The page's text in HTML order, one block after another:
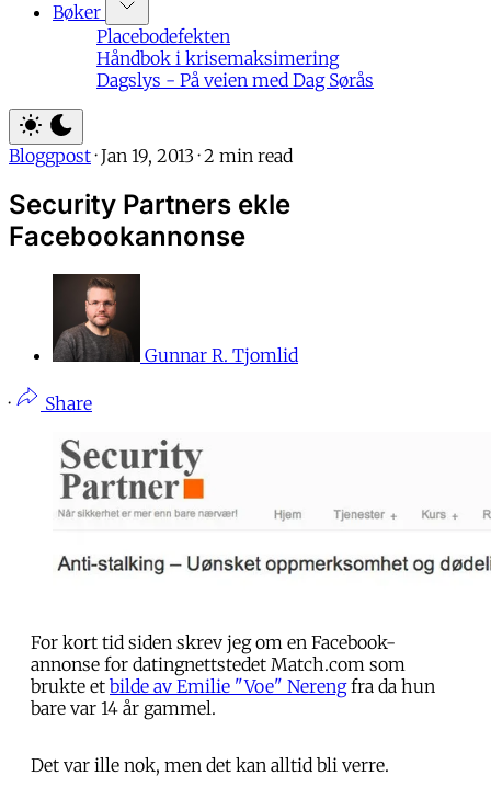
Bøker
Placebodefekten
Håndbok i krisemaksimering
Dagslys - På veien med Dag Sørås
Bloggpost · Jan 19, 2013 · 2 min read
Security Partners ekle
Facebookannonse
Gunnar R. Tjomlid
· Share
For kort tid siden skrev jeg om en Facebook-
annonse for datingnettstedet Match.com som
brukte et bilde av Emilie "Voe" Nerengfra da hun
bare var 14 år gammel.
Det var ille nok, men det kan alltid bli verre.